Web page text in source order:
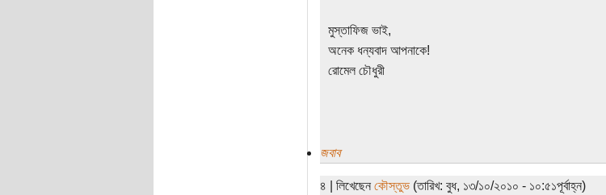
মুস্তাফিজ ভাই,
অনেক ধন্যবাদ আপনাকে!
রোমেল চৌধুরী
জবাব
৪ | লিখেছেন কৌস্তুভ(তারিখ: বুধ, ১৩/১০/২০১০ - ১০:৫১পূর্বাহ্ন)